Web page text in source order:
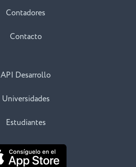
Contadores
Contacto
API Desarrollo
Universidades
Estudiantes